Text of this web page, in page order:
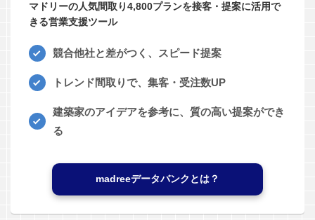
マドリーの人気間取り4,800プランを接客・提案に活用で
きる営業支援ツール
競合他社と差がつく、スピード提案
トレンド間取りで、集客・受注数UP
建築家のアイデアを参考に、質の高い提案ができ
る
madreeデータバンクとは？